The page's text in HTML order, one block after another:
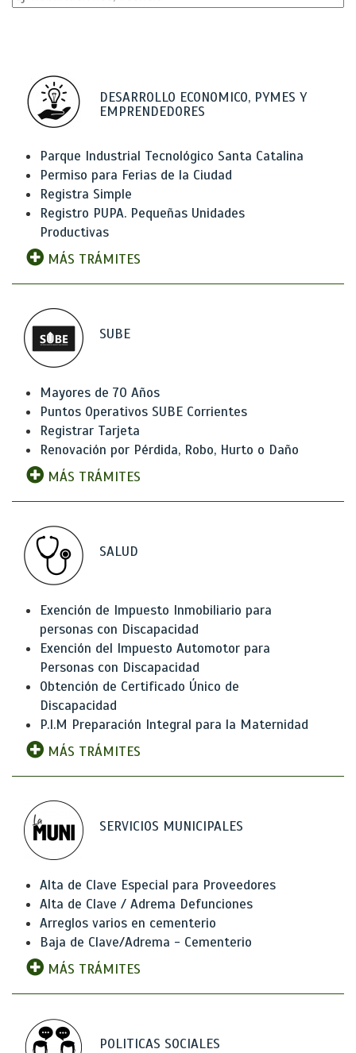
DESARROLLO ECONOMICO, PYMES Y
EMPRENDEDORES
Parque Industrial Tecnológico Santa Catalina
Permiso para Ferias de la Ciudad
Registra Simple
Registro PUPA. Pequeñas Unidades
Productivas
MÁS TRÁMITES
SUBE
Mayores de 70 Años
Puntos Operativos SUBE Corrientes
Registrar Tarjeta
Renovación por Pérdida, Robo, Hurto o Daño
MÁS TRÁMITES
SALUD
Exención de Impuesto Inmobiliario para
personas con Discapacidad
Exención del Impuesto Automotor para
Personas con Discapacidad
Obtención de Certificado Único de
Discapacidad
P.I.M Preparación Integral para la Maternidad
MÁS TRÁMITES
SERVICIOS MUNICIPALES
Alta de Clave Especial para Proveedores
Alta de Clave / Adrema Defunciones
Arreglos varios en cementerio
Baja de Clave/Adrema - Cementerio
MÁS TRÁMITES
POLITICAS SOCIALES